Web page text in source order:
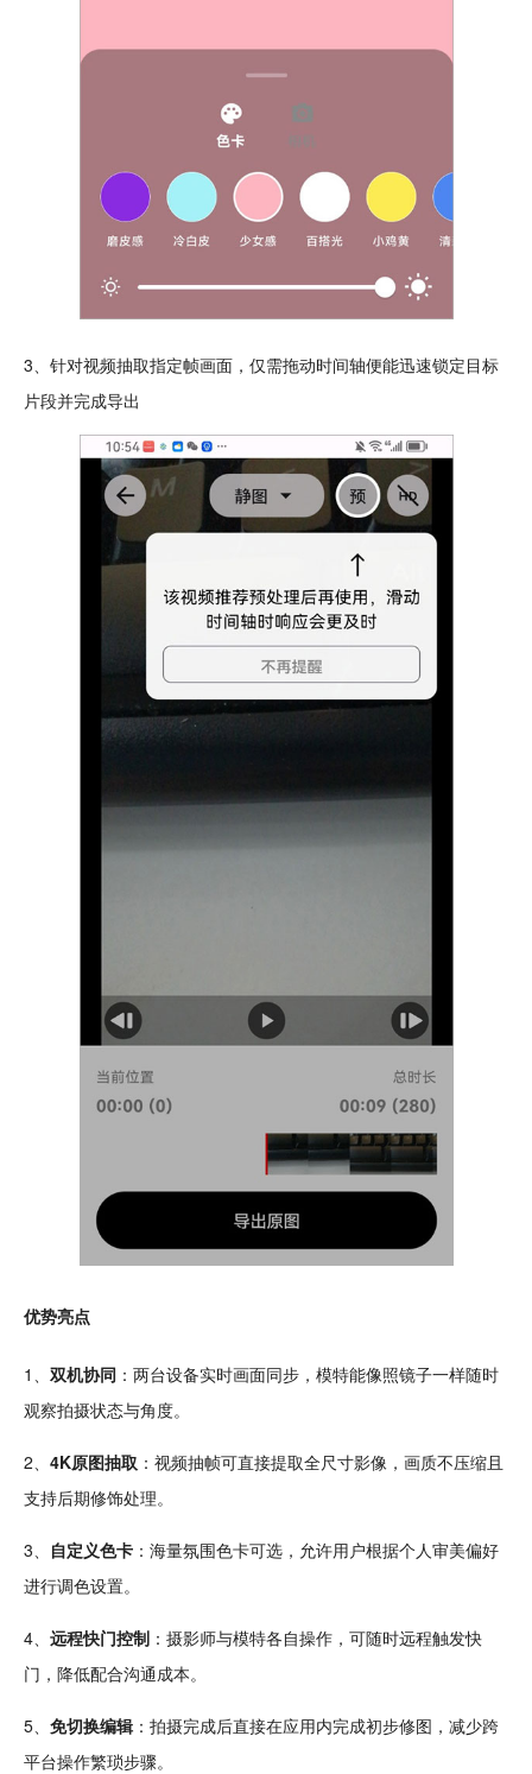
3、针对视频抽取指定帧画面，仅需拖动时间轴便能迅速锁定目标
片段并完成导出
优势亮点
1、 双机协同 ：两台设备实时画面同步，模特能像照镜子一样随时
观察拍摄状态与角度。
2、 4K原图抽取 ：视频抽帧可直接提取全尺寸影像 ，画质不压缩且
支持后期修饰处理。
3、 自定义色卡 ：海量氛围色卡可选，允许用户根据个人审美偏好
进行调色设置。
4、 远程快门控制 ：摄影师与模特各自操作，可随时远程触发快
门，降低配合沟通成本。
5、 免切换编辑 ：拍摄完成后直接在应用内完成初步修图，减少跨
平台操作繁琐步骤。